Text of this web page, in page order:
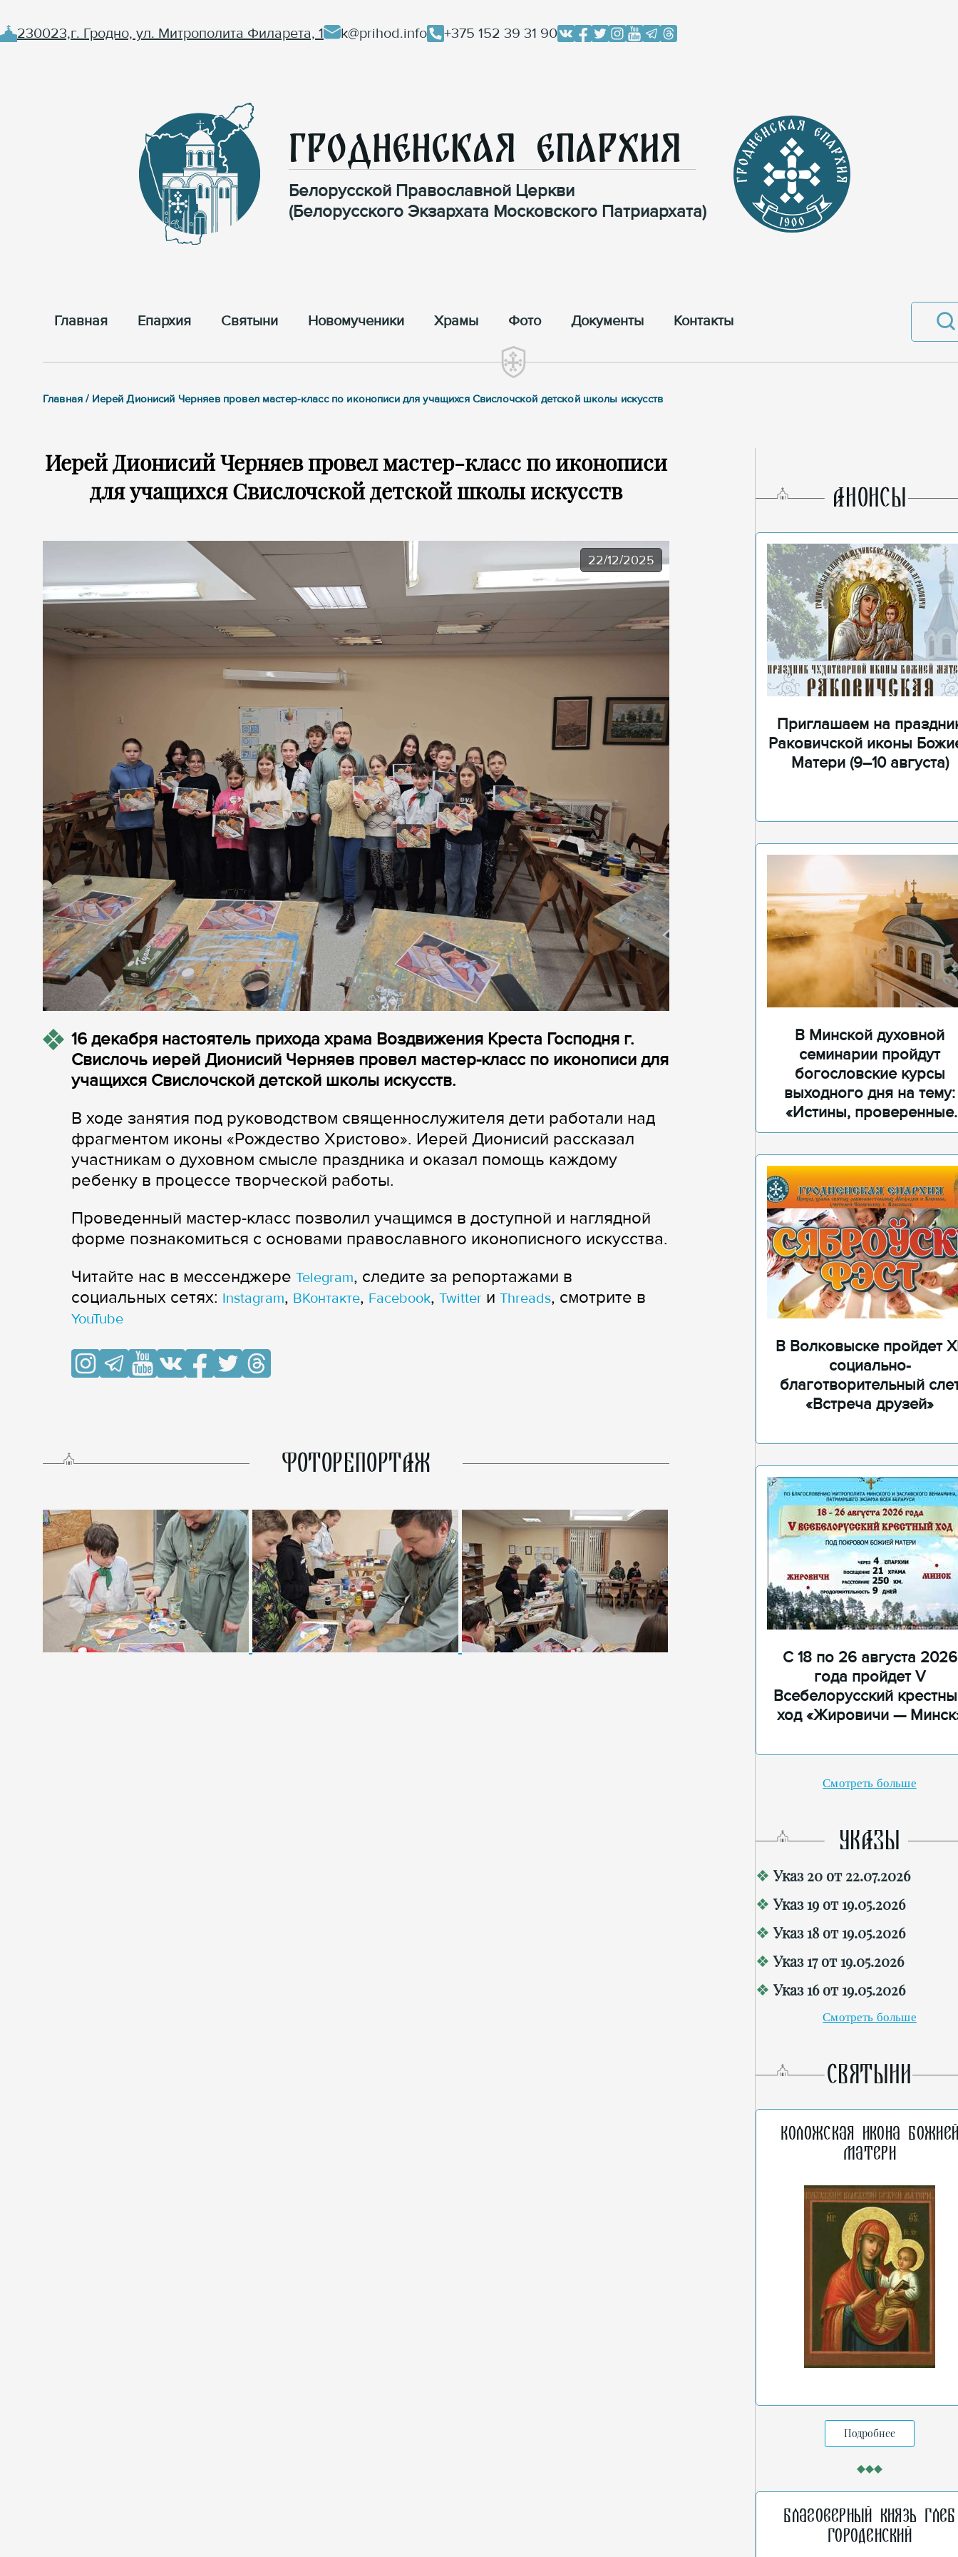
230023,г. Гродно, ул. Митрополита Филарета, 1 k@prihod.info +375 152 39 31 90
Гродненская Епархия
Белорусской Православной Церкви
(Белорусского Экзархата Московского Патриархата)
Главная Епархия Cвятыни Новомученики Храмы Фото Документы Контакты
Главная / Иерей Дионисий Черняев провел мастер-класс по иконописи для учащихся Свислочской детской школы искусств
Иерей Дионисий Черняев провел мастер-класс по иконописи
для учащихся Свислочской детской школы искусств
22/12/2025
16 декабря настоятель прихода храма Воздвижения Креста Господня г.
Свислочь иерей Дионисий Черняев провел мастер-класс по иконописи для
учащихся Свислочской детской школы искусств.
В ходе занятия под руководством священнослужителя дети работали над
фрагментом иконы «Рождество Христово». Иерей Дионисий рассказал
участникам о духовном смысле праздника и оказал помощь каждому
ребенку в процессе творческой работы.
Проведенный мастер-класс позволил учащимся в доступной и наглядной
форме познакомиться с основами православного иконописного искусства.
Читайте нас в мессенджере Telegram, следите за репортажами в
cоциальных сетях: Instagram, ВКонтакте, Facebook, Twitter и Threads, смотрите в
YouTube
ФОТОРЕПОРТАЖ
AНОНСЫ
Приглашаем на
Раковичской иконы
Матери (9–10 августа)
В Минской духовной
семинарии пройдут
богословские курсы
выходного дня на тему:
«Истины, проверенные
временем»
В Волковыске пройдет
социально-
благотворительный
«Встреча друзей»
С 18 по 26 августа 2026
года пройдет V
Всебелорусский
ход «Жировичи —
Смотреть больше
УКАЗЫ
Указ 20 от 22.07.2026
Указ 19 от 19.05.2026
Указ 18 от 19.05.2026
Указ 17 от 19.05.2026
Указ 16 от 19.05.2026
Смотреть больше
СВЯТЫНИ
Коложская икона
Матери
Подробнее
Благоверный князь Глеб
Городенский